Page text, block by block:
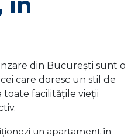
din București sunt o
care doresc un stil de
toate facilitățile vieții
un apartament în